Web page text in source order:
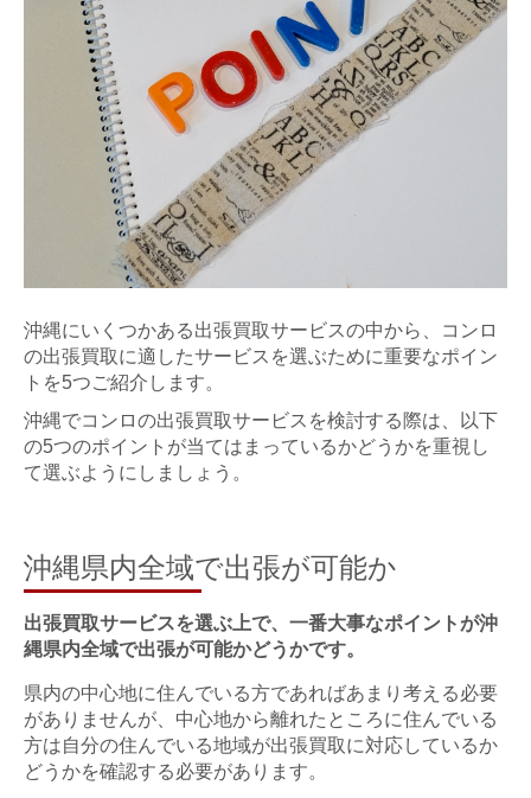
沖縄にいくつかある出張買取サービスの中から、コンロ
の出張買取に適したサービスを選ぶために重要なポイン
トを5つご紹介します。
沖縄でコンロの出張買取サービスを検討する際は、以下
の5つのポイントが当てはまっているかどうかを重視し
て選ぶようにしましょう。
沖縄県内全域で出張が可能か
出張買取サービスを選ぶ上で、一番大事なポイントが沖
縄県内全域で出張が可能かどうかです。
県内の中心地に住んでいる方であればあまり考える必要
がありませんが、中心地から離れたところに住んでいる
方は自分の住んでいる地域が出張買取に対応しているか
どうかを確認する必要があります。